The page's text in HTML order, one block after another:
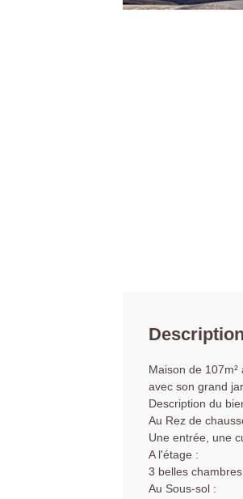
Maison de
avec son grand
Description du
Au Rez de
Une entrée, une
A l'étage :
3 belles
Au Sous-sol :